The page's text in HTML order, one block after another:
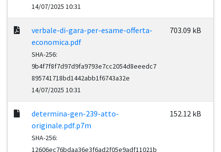
14/07/2025 10:31
verbale-di-gara-per-esame-offerta-
economica.pdf
SHA-256:
9b4f7f8f7d97d9fa9793e7cc2054d8eeedc7
895741718bd1442abb1f6743a32e
14/07/2025 10:31
703.09 kB
determina-gen-239-atto-
originale.pdf.p7m
SHA-256:
12606ec76bdaa36e3f6ad2f05e9adf11021b
152.12 kB